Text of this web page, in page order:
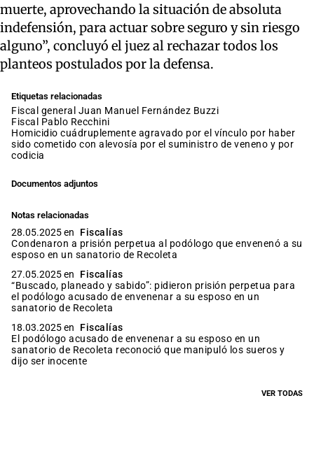
muerte, aprovechando la situación de absoluta
indefensión, para actuar sobre seguro y sin riesgo
alguno”, concluyó el juez al rechazar todos los
planteos postulados por la defensa.
Etiquetas relacionadas
fiscal general Juan Manuel Fernández Buzzi
fiscal Pablo Recchini
homicidio cuádruplemente agravado por el vínculo por haber
sido cometido con alevosía por el suministro de veneno y por
codicia
Documentos adjuntos
Notas relacionadas
28.05.2025 en
Fiscalías
Condenaron a prisión perpetua al podólogo que envenenó a su
esposo en un sanatorio de Recoleta
27.05.2025 en
Fiscalías
“Buscado, planeado y sabido”: pidieron prisión perpetua para
el podólogo acusado de envenenar a su esposo en un
sanatorio de Recoleta
18.03.2025 en
Fiscalías
El podólogo acusado de envenenar a su esposo en un
sanatorio de Recoleta reconoció que manipuló los sueros y
dijo ser inocente
VER TODAS